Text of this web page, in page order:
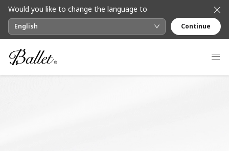
Would you like to change the language to
English Continue